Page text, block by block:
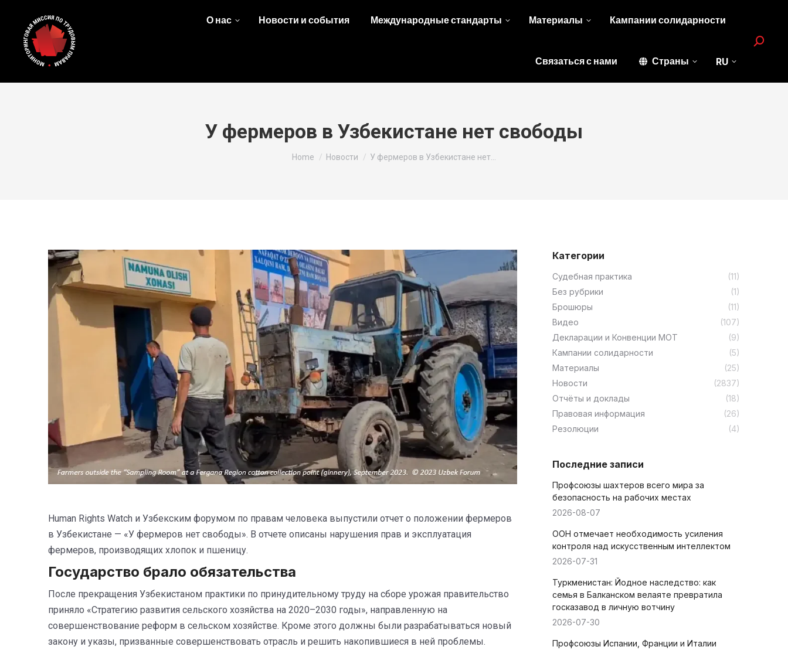
О нас Новости и события Международные стандарты Материалы Кампании солидарности
Связаться с нами Страны RU
Search:
У фермеров в Узбекистане нет свободы
You are here:
Home Новости У фермеров в Узбекистане нет…
Human Rights Watch и Узбекским форумом по правам человека выпустили отчет о положении фермеров
в Узбекистане — «У фермеров нет свободы». В отчете описаны нарушения прав и эксплуатация
фермеров, производящих хлопок и пшеницу.
Государство брало обязательства
После прекращения Узбекистаном практики по принудительному труду на сборе урожая правительство
приняло «Стратегию развития сельского хозяйства на 2020–2030 годы», направленную на
совершенствование реформ в сельском хозяйстве. Кроме этого должны были разрабатываться новый
закону и указы, призванные совершенствовать отрасль и решить накопившиеся в ней проблемы.
Категории
Cудебная практика
(11)
Без рубрики
(1)
Брошюры
(11)
Видео
(107)
Декларации и Конвенции МОТ
(9)
Кампании солидарности
(5)
Материалы
(25)
Новости
(2837)
Отчёты и доклады
(18)
Правовая информация
(26)
Резолюции
(4)
Последние записи
Профсоюзы шахтеров всего мира за
безопасность на рабочих местах
2026-08-07
ООН отмечает необходимость усиления
контроля над искусственным интеллектом
2026-07-31
Туркменистан: Йодное наследство: как
семья в Балканском велаяте превратила
госказавод в личную вотчину
2026-07-30
Профсоюзы Испании, Франции и Италии